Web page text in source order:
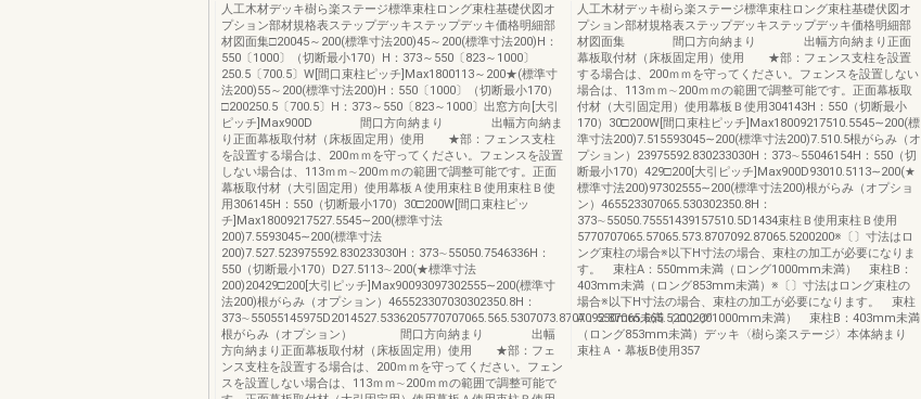
人工木材デッキ樹ら楽ステージ標準束柱ロング束柱基礎伏図オ
プション部材規格表ステップデッキステップデッキ価格明細部
材図面集□20045～200(標準寸法200)45～200(標準寸法200)H：
550〔1000〕（切断最小170）H：373～550〔823～1000〕
250.5〔700.5〕W[間口束柱ピッチ]Max1800113～200★(標準寸
法200)55～200(標準寸法200)H：550〔1000〕（切断最小170）
□200250.5〔700.5〕H：373～550〔823～1000〕出窓方向[大引
ピッチ]Max900D 間口方向納まり 出幅方向納ま
り正面幕板取付材（床板固定用）使用 ★部：フェンス支柱
を設置する場合は、200ｍｍを守ってください。フェンスを設置
しない場合は、113ｍｍ∼200ｍｍの範囲で調整可能です。正面
幕板取付材（大引固定用）使用幕板Ａ使用束柱Ｂ使用束柱Ｂ使
用306145H：550（切断最小170）30□200W[間口束柱ピッ
チ]Max18009217527.5545∼200(標準寸法
200)7.5593045∼200(標準寸法
200)7.527.523975592.830233030H：373∼55050.7546336H：
550（切断最小170）D27.5113∼200(★標準寸法
200)20429□200[大引ピッチ]Max90093097302555∼200(標準寸
法200)根がらみ（オプション）465523307030302350.8H：
373∼55055145975D2014527.5336205770707065.565.5307073.8707092.87065.565.5200200
根がらみ（オプション） 間口方向納まり 出幅
方向納まり正面幕板取付材（床板固定用）使用 ★部：フェ
ンス支柱を設置する場合は、200ｍｍを守ってください。フェン
スを設置しない場合は、113ｍｍ∼200ｍｍの範囲で調整可能で
人工木材デッキ樹ら楽ステージ標準束柱ロング束柱基礎伏図オ
プション部材規格表ステップデッキステップデッキ価格明細部
材図面集 間口方向納まり 出幅方向納まり正面
幕板取付材（床板固定用）使用 ★部：フェンス支柱を設置
する場合は、200ｍｍを守ってください。フェンスを設置しない
場合は、113ｍｍ∼200ｍｍの範囲で調整可能です。正面幕板取
付材（大引固定用）使用幕板Ｂ使用304143H：550（切断最小
170）30□200W[間口束柱ピッチ]Max18009217510.5545∼200(標
準寸法200)7.515593045∼200(標準寸法200)7.510.5根がらみ（オ
プション）23975592.830233030H：373∼55046154H：550（切
断最小170）429□200[大引ピッチ]Max900D93010.5113∼200(★
標準寸法200)97302555∼200(標準寸法200)根がらみ（オプショ
ン）465523307065.530302350.8H：
373∼55050.75551439157510.5D1434束柱Ｂ使用束柱Ｂ使用
5770707065.57065.573.8707092.87065.5200200※〔〕寸法はロ
ング束柱の場合※以下H寸法の場合、束柱の加工が必要になりま
す。 束柱A：550mm未満（ロング1000mm未満） 束柱B：
403mm未満（ロング853mm未満）※〔〕寸法はロング束柱の
場合※以下H寸法の場合、束柱の加工が必要になります。 束柱
A：550mm未満（ロング1000mm未満） 束柱B：403mm未満
（ロング853mm未満）デッキ〈樹ら楽ステージ〉本体納まり
束柱Ａ・幕板B使用357